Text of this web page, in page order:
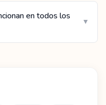
en todos los
▼